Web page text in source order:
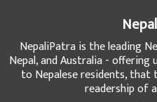
NepaliPatra is the leading
Nepal, and Australia - offering
to Nepalese residents, that
readership of